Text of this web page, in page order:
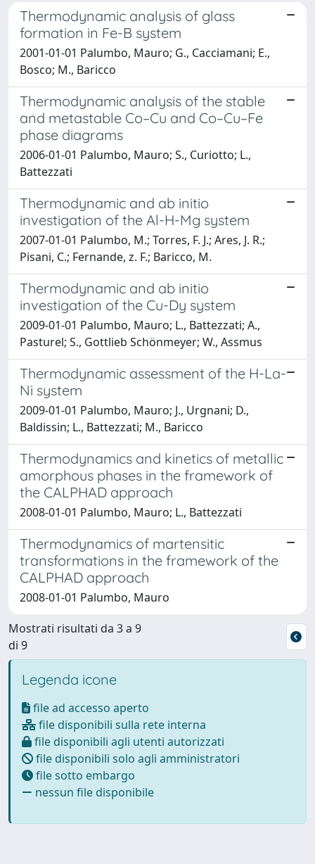
Thermodynamic analysis of glass
formation in Fe-B system
2001-01-01 Palumbo, Mauro; G., Cacciamani; E.,
Bosco; M., Baricco
Thermodynamic analysis of the stable
and metastable Co–Cu and Co–Cu–Fe
phase diagrams
2006-01-01 Palumbo, Mauro; S., Curiotto; L.,
Battezzati
Thermodynamic and ab initio
investigation of the Al-H-Mg system
2007-01-01 Palumbo, M.; Torres, F. J.; Ares, J. R.;
Pisani, C.; Fernande, z. F.; Baricco, M.
Thermodynamic and ab initio
investigation of the Cu-Dy system
2009-01-01 Palumbo, Mauro; L., Battezzati; A.,
Pasturel; S., Gottlieb Schönmeyer; W., Assmus
Thermodynamic assessment of the H-La-
Ni system
2009-01-01 Palumbo, Mauro; J., Urgnani; D.,
Baldissin; L., Battezzati; M., Baricco
Thermodynamics and kinetics of metallic
amorphous phases in the framework of
the CALPHAD approach
2008-01-01 Palumbo, Mauro; L., Battezzati
Thermodynamics of martensitic
transformations in the framework of the
CALPHAD approach
2008-01-01 Palumbo, Mauro
Mostrati risultati da 3 a 9
di 9
Legenda icone
file ad accesso aperto
file disponibili sulla rete interna
file disponibili agli utenti autorizzati
file disponibili solo agli amministratori
file sotto embargo
nessun file disponibile